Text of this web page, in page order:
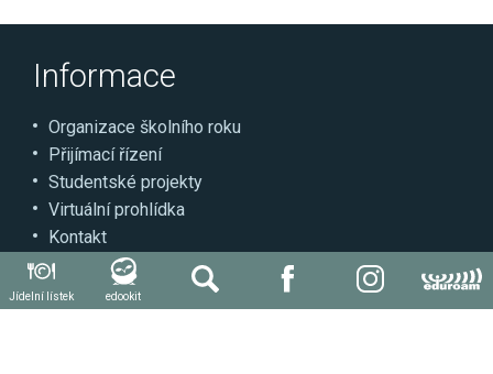
Jídelní lístek edookit
Informace
Organizace školního roku
Přijímací řízení
Studentské projekty
Virtuální prohlídka
Kontakt
Může se hodit